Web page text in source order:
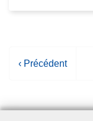
P
e
‹ Précédent